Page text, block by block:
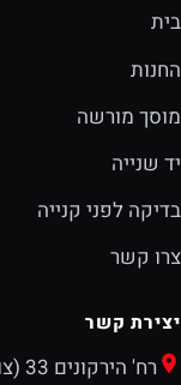
בית
החנות
מוסך מורשה
יד שנייה
בדיקה לפני קנייה
צרו קשר
יצירת קשר
רח' הירקונים 33 (צומת סגולה), פתח תקווה